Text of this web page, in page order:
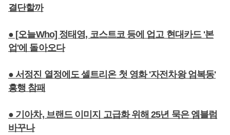
결단할까
● [오늘Who] 정태영, 코스트코 등에 업고 현대카드 '본
업'에 돌아오다
● 서정진 열정에도 셀트리온 첫 영화 '자전차왕 엄복동'
흥행 참패
● 기아차, 브랜드 이미지 고급화 위해 25년 묵은 엠블럼
바꾸나